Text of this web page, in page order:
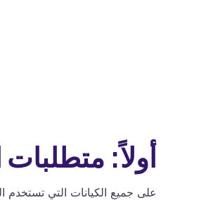
أولاً:
على جميع الكيانات التي